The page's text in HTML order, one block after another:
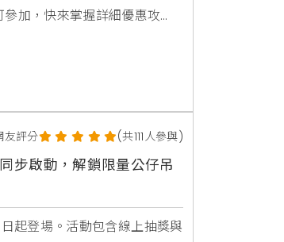
加，快來掌握詳細優惠攻
友評分 (共111人參與)
步啟動，解鎖限量公仔吊
起登場。活動包含線上抽獎與